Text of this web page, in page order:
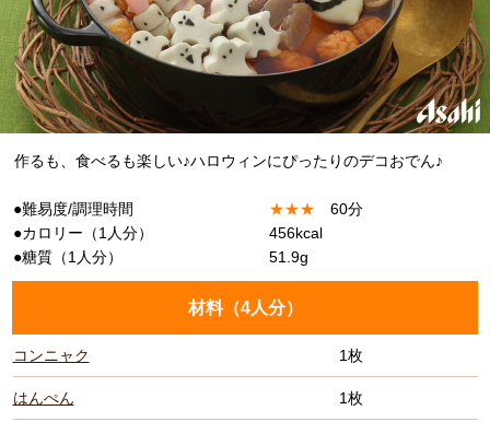
作るも、食べるも楽しい♪ハロウィンにぴったりのデコおでん♪
●難易度/調理時間 ★★★
60分
●カロリー（1人分）
456kcal
●糖質（1人分）
51.9g
材料（4人分）
コンニャク 1枚
はんぺん 1枚